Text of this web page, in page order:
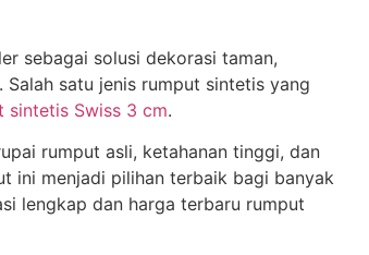
sebagai solusi dekorasi taman,
satu jenis rumput sintetis yang
sintetis Swiss 3 cm.
rumput asli, ketahanan tinggi, dan
ini menjadi pilihan terbaik bagi banyak
lengkap dan harga terbaru rumput